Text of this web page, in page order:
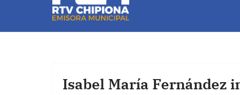
Isabel María Fernández